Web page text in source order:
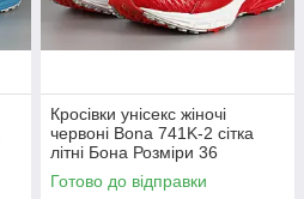
Кросівки унісекс жіночі
червоні Bona 741K-2 сітка
літні Бона Розміри 36
Готово до відправки